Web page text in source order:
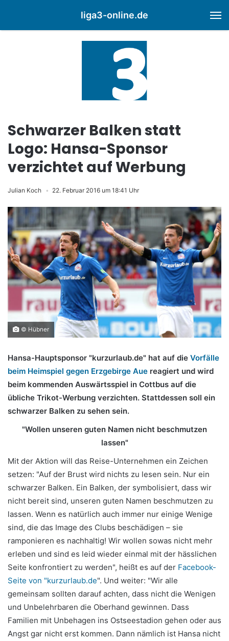
liga3-online.de
Schwarzer Balken statt
Logo: Hansa-Sponsor
verzichtet auf Werbung
Julian Koch 22. Februar 2016 um 18:41 Uhr
© Hübner
Hansa-Hauptsponsor "kurzurlaub.de" hat auf die Vorfälle
beim Heimspiel gegen Erzgebirge Aue reagiert und wird
beim kommenden Auswärtsspiel in Cottbus auf die
übliche Trikot-Werbung verzichten. Stattdessen soll ein
schwarzer Balken zu sehen sein.
"Wollen unseren guten Namen nicht beschmutzen
lassen"
Mit der Aktion will das Reise-Unternehmen ein Zeichen
setzen: "Auf der Brust wird nichts zu lesen sein. Nur ein
schwarzer Balken. Ein Balken, der symbolisiert, dass wir
nicht bereit sind, unseren guten Namen beschmutzen zu
lassen. Wenn es natürlich auch immer nur einige Wenige
sind, die das Image des Clubs beschädigen – sie
ramponieren es nachhaltig! Wir wollen sowas nicht mehr
erleben und sind es leid wieder einmal mit der hässlichen
Seite konfrontiert zu werden", heißt es auf der Facebook-
Seite von "kurzurlaub.de". Und weiter: "Wir alle
gemeinsam sollten darauf achten, dass nicht die Wenigen
und Unbelehrbaren die Oberhand gewinnen. Dass
Familien mit Unbehagen ins Ostseestadion gehen oder aus
Angst gar nicht erst kommen. Dann nämlich ist Hansa nicht